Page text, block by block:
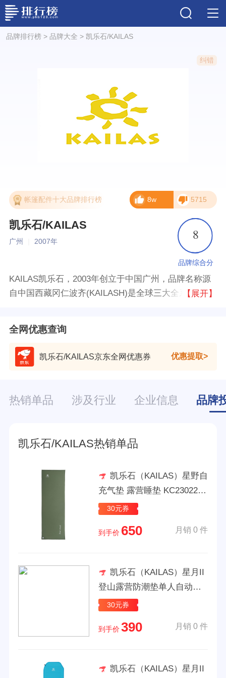
品牌排行榜> 品牌大全 > 凯乐石/KAILAS
纠错
帐篷配件十大品牌排行榜 8w 5715
凯乐石/KAILAS
广州 2007年 8
品牌综合分
KAILAS凯乐石，2003年创立于中国广州，品牌名称源
自中国西藏冈仁波齐(KAILASH)是全球三大全系攀登品
山、攀岩、攀冰、徒步、越野跑山等多项户外运动。
【展开】
全网优惠查询
凯乐石/KAILAS京东全网优惠券 优惠提取
热销单品 涉及行业 企业信息 品牌
凯乐石/KAILAS热销单品
凯乐石（KAILAS）星野自
充气垫 露营睡垫 KC2302206
麻绿 195*65*5CM
30元券
到手价 650 月销 0 件
凯乐石（KAILAS）星月II
登山露营防潮垫单人自动充
气垫户外帐篷睡垫 湖水蓝
30元券
到手价 390 月销 0 件
凯乐石（KAILAS）星月II